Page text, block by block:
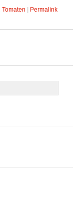
Tomaten | Permalink